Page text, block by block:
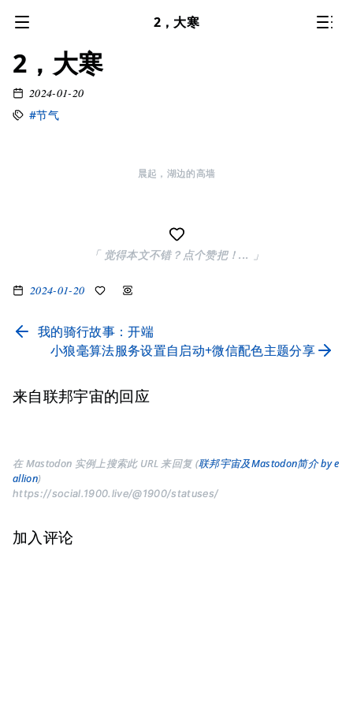
2，大寒
2，大寒
2024-01-20
#节气
晨起，湖边的高墙
「 觉得本文不错？点个赞把！... 」
2024-01-20
我的骑行故事：开端
小狼毫算法服务设置自启动+微信配色主题分享
来自联邦宇宙的回应
在 Mastodon 实例上搜索此 URL 来回复 (联邦宇宙及Mastodon简介 by e
allion)
https://social.1900.live/@1900/statuses/
加入评论